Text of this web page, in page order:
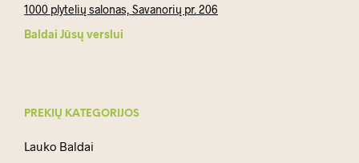
1000 plytelių salonas, Savanorių pr. 206
Baldai Jūsų verslui
PREKIŲ KATEGORIJOS
Lauko Baldai